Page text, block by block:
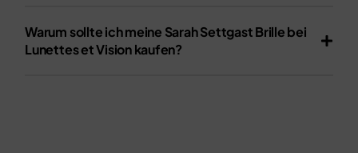
Warum sollte ich meine Sarah Settgast Brille bei
Lunettes et Vision kaufen?